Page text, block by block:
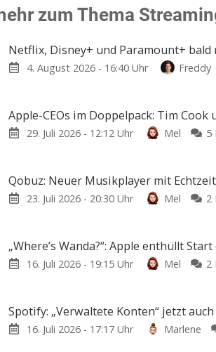
zum Thema
Netflix, Disney+ und Paramount+ bald
4. August 2026 - 16:40 Uhr Freddy
Apple-CEOs im Doppelpack: Tim
29. Juli 2026 - 12:12 Uhr Mel 5
Qobuz: Neuer Musikplayer mit
23. Juli 2026 - 20:30 Uhr Mel 2
„Where’s Wanda?“: Apple enthüllt
16. Juli 2026 - 19:15 Uhr Mel 2
Spotify: „Verwaltete Konten“ jetzt
16. Juli 2026 - 17:17 Uhr Marlene